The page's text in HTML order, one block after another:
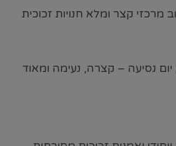
מרכזי קצר ומלא חנויות זכוכית
נסיעה – קצרה, נעימה ומאוד